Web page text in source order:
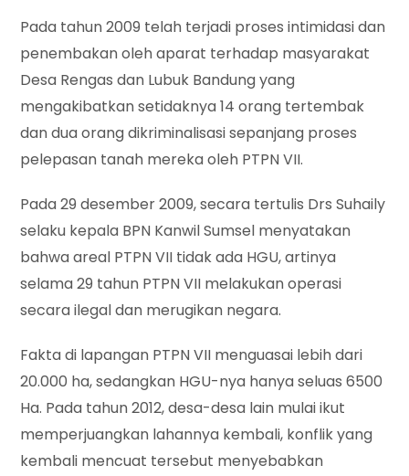
Pada tahun 2009 telah terjadi proses intimidasi dan
penembakan oleh aparat terhadap masyarakat
Desa Rengas dan Lubuk Bandung yang
mengakibatkan setidaknya 14 orang tertembak
dan dua orang dikriminalisasi sepanjang proses
pelepasan tanah mereka oleh PTPN VII.
Pada 29 desember 2009, secara tertulis Drs Suhaily
selaku kepala BPN Kanwil Sumsel menyatakan
bahwa areal PTPN VII tidak ada HGU, artinya
selama 29 tahun PTPN VII melakukan operasi
secara ilegal dan merugikan negara.
Fakta di lapangan PTPN VII menguasai lebih dari
20.000 ha, sedangkan HGU-nya hanya seluas 6500
Ha. Pada tahun 2012, desa-desa lain mulai ikut
memperjuangkan lahannya kembali, konflik yang
kembali mencuat tersebut menyebabkan